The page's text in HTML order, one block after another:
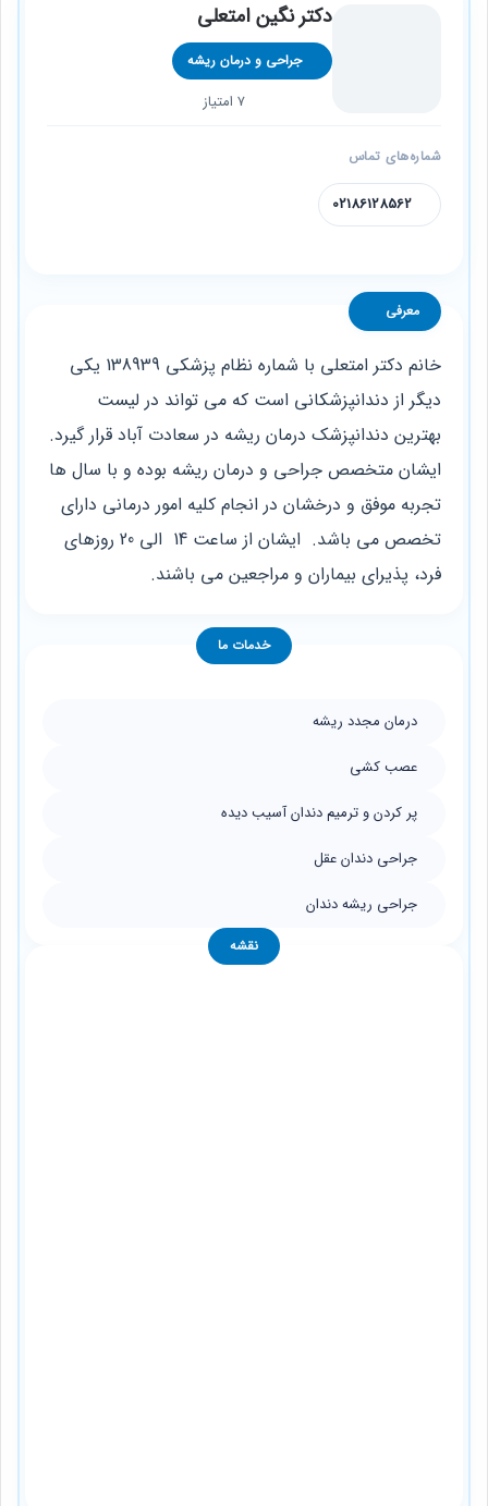
دکتر نگین امتعلی
جراحی و درمان ریشه
7 امتیاز
شماره‌های تماس
02186128562
معرفی
خانم دکتر امتعلی با شماره نظام پزشکی 138939 یکی
دیگر از دندانپزشکانی است که می‌ تواند در لیست
بهترین دندانپزشک درمان ریشه در سعادت آباد قرار گیرد.
ایشان متخصص جراحی و درمان ریشه بوده و با سال‌ ها
تجربه موفق و درخشان در انجام کلیه امور درمانی دارای
تخصص می ‌باشد. ‌ ایشان از ساعت 14 الی 20 روزهای
فرد، پذیرای بیماران و مراجعین می ‌باشند.
خدمات ما
درمان مجدد ریشه
عصب کشی
پر کردن و ترمیم دندان آسیب دیده
جراحی دندان عقل
جراحی ریشه دندان
نقشه